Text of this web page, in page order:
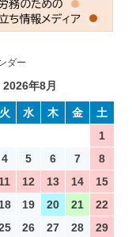
ダー
2026年8月
火 水 木 金
土
1
4 5 6 7
8
11 12 13 14
15
18 19 20 21
22
26 27 28
29